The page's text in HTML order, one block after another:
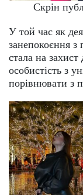
Скрін
У той час як
занепокоєння з
стала на
особистість з
порівнювати з